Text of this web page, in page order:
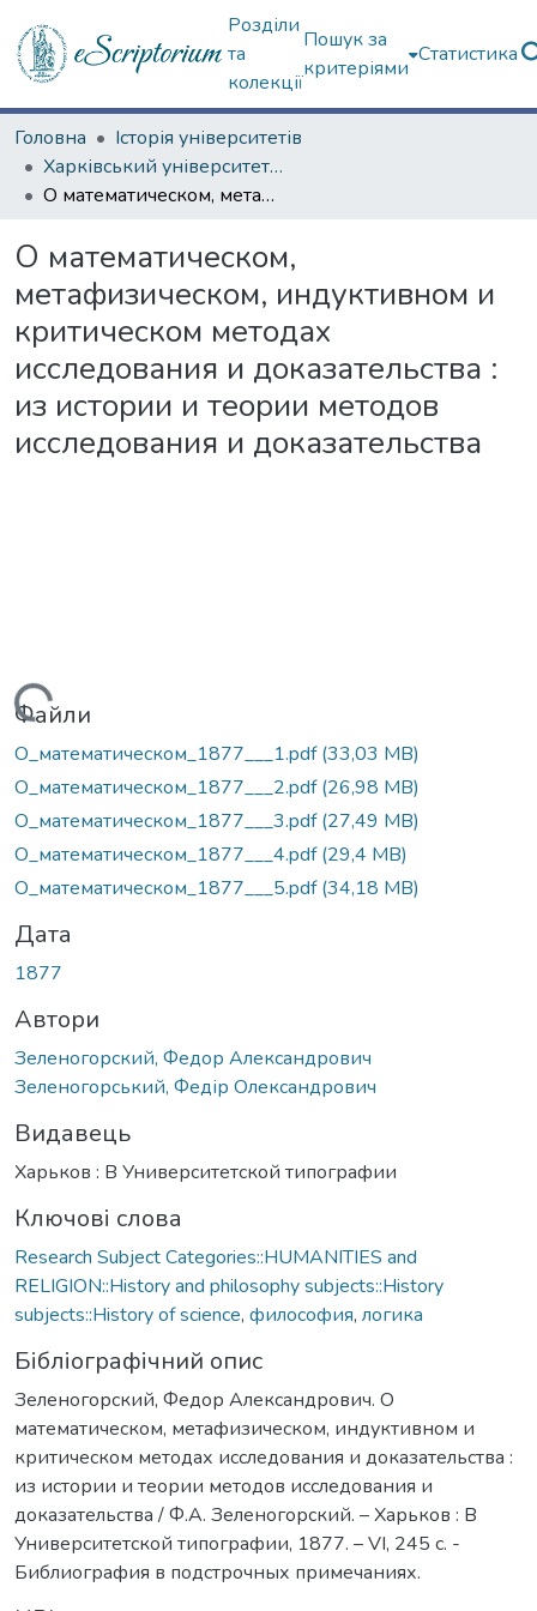
Розділи
та
колекції
Пошук за
критеріями
Статистика
Головна
Історія університетів
Харківський університет (до 217-річчя)
О математическом, метафизическом, индуктивном и критическом методах исследования и доказательства : из истории и теории методов исследования и доказательства
О математическом,
метафизическом, индуктивном и
критическом методах
исследования и доказательства :
из истории и теории методов
исследования и доказательства
Вантажиться...
Файли
О_математическом_1877___1.pdf(33,03 MB)
О_математическом_1877___2.pdf(26,98 MB)
О_математическом_1877___3.pdf(27,49 MB)
О_математическом_1877___4.pdf(29,4 MB)
О_математическом_1877___5.pdf(34,18 MB)
Дата
1877
Автори
Зеленогорский, Федор Александрович
Зеленогорський, Федір Олександрович
Видавець
Харьков : В Университетской типографии
Ключові слова
Research Subject Categories::HUMANITIES and
RELIGION::History and philosophy subjects::History
subjects::History of science, философия, логика
Бібліографічний опис
Зеленогорский, Федор Александрович. О
математическом, метафизическом, индуктивном и
критическом методах исследования и доказательства :
из истории и теории методов исследования и
доказательства / Ф.А. Зеленогорский. – Харьков : В
Университетской типографии, 1877. – VI, 245 с. -
Библиография в подстрочных примечаниях.